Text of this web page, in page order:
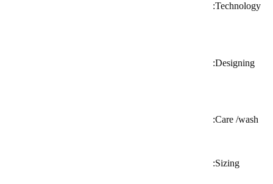
Technology:
Designing:
Care /wash:
Sizing: